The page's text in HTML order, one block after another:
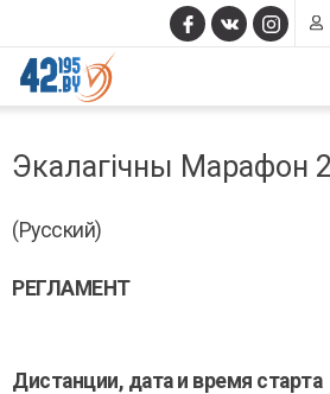
MAIN
CONTENT
14,
Экалагічны Марафон
(Русский)
РЕГЛАМЕНТ
Дистанции, дата и время старта